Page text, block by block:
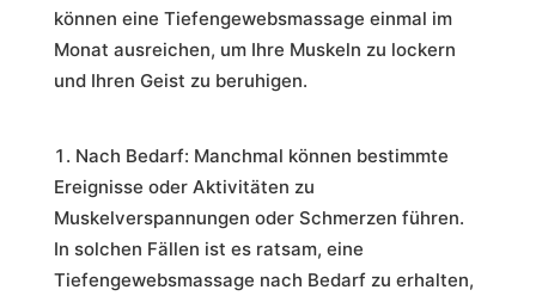
können eine Tiefengewebsmassage einmal im
Monat ausreichen, um Ihre Muskeln zu lockern
und Ihren Geist zu beruhigen.
Nach Bedarf: Manchmal können bestimmte
Ereignisse oder Aktivitäten zu
Muskelverspannungen oder Schmerzen führen.
In solchen Fällen ist es ratsam, eine
Tiefengewebsmassage nach Bedarf zu erhalten,